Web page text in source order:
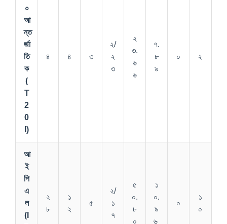
০
আ
ন্ত
র্জা
তি
ক
(
T
2
0
I)
৪ ৪ ৩
২/
২
৩
২
৩.
৬
৬
৭.
৮
৯
০ ২
আ
ই
পি
এ
ল
(I
২
৮
১
২
৫
২/
১
৭
৫
০.
৮
০
১
০.
৯
৬
০
১
০